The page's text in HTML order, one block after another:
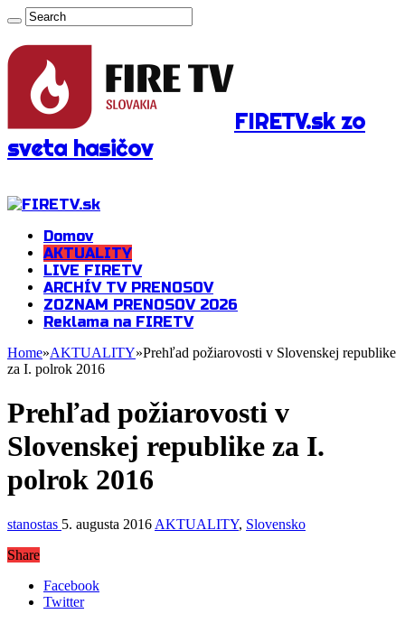
FIRETV.sk zo
sveta hasičov
Domov
AKTUALITY
LIVE FIRETV
ARCHÍV TV PRENOSOV
ZOZNAM PRENOSOV 2026
Reklama na FIRETV
Home»AKTUALITY»Prehľad požiarovosti v Slovenskej republike
za I. polrok 2016
Prehľad požiarovosti v
Slovenskej republike za I.
polrok 2016
stanostas 5. augusta 2016 AKTUALITY, Slovensko
Share
Facebook
Twitter